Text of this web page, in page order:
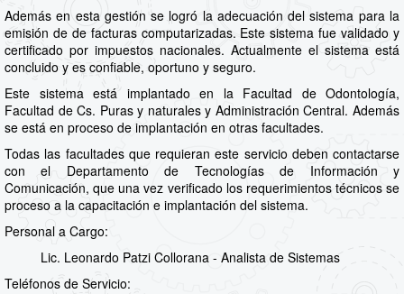
Además en esta gestión se logró la adecuación del sistema para la
emisión de de facturas computarizadas. Este sistema fue validado y
certificado por impuestos nacionales. Actualmente el sistema está
concluido y es confiable, oportuno y seguro.
Este sistema está implantado en la Facultad de Odontología,
Facultad de Cs. Puras y naturales y Administración Central. Además
se está en proceso de implantación en otras facultades.
Todas las facultades que requieran este servicio deben contactarse
con el Departamento de Tecnologías de Información y
Comunicación, que una vez verificado los requerimientos técnicos se
proceso a la capacitación e implantación del sistema.
Personal a Cargo:
Lic. Leonardo Patzi Collorana - Analista de Sistemas
Teléfonos de Servicio: